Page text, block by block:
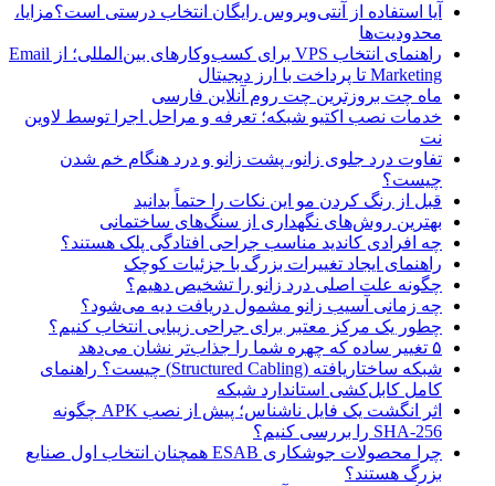
آیا استفاده از آنتی‌ویروس رایگان انتخاب درستی است؟مزایا،
محدودیت‌ها
راهنمای انتخاب VPS برای کسب‌وکارهای بین‌المللی؛ از Email
Marketing تا پرداخت با ارز دیجیتال
ماه چت بروزترین چت روم آنلاین فارسی
خدمات نصب اکتیو شبکه؛ تعرفه و مراحل اجرا توسط لاوین
نت
تفاوت درد جلوی زانو، پشت زانو و درد هنگام خم شدن
چیست؟
قبل از رنگ کردن مو این نکات را حتماً بدانید
بهترین روش‌های نگهداری از سنگ‌های ساختمانی
چه افرادی کاندید مناسب جراحی افتادگی پلک هستند؟
راهنمای ایجاد تغییرات بزرگ با جزئیات کوچک
چگونه علت اصلی درد زانو را تشخیص دهیم؟
چه زمانی آسیب زانو مشمول دریافت دیه می‌شود؟
چطور یک مرکز معتبر برای جراحی زیبایی انتخاب کنیم؟
۵ تغییر ساده که چهره شما را جذاب‌تر نشان می‌دهد
شبکه ساختاریافته (Structured Cabling) چیست؟ راهنمای
کامل کابل‌کشی استاندارد شبکه
اثر انگشت یک فایل ناشناس؛ پیش از نصب APK چگونه
SHA-256 را بررسی کنیم؟
چرا محصولات جوشکاری ESAB همچنان انتخاب اول صنایع
بزرگ هستند؟